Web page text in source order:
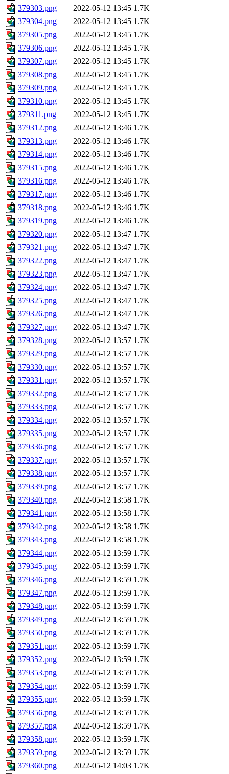
379303.png
2022-05-12 13:45 1.7K
379304.png
2022-05-12 13:45 1.7K
379305.png
2022-05-12 13:45 1.7K
379306.png
2022-05-12 13:45 1.7K
379307.png
2022-05-12 13:45 1.7K
379308.png
2022-05-12 13:45 1.7K
379309.png
2022-05-12 13:45 1.7K
379310.png
2022-05-12 13:45 1.7K
379311.png
2022-05-12 13:45 1.7K
379312.png
2022-05-12 13:46 1.7K
379313.png
2022-05-12 13:46 1.7K
379314.png
2022-05-12 13:46 1.7K
379315.png
2022-05-12 13:46 1.7K
379316.png
2022-05-12 13:46 1.7K
379317.png
2022-05-12 13:46 1.7K
379318.png
2022-05-12 13:46 1.7K
379319.png
2022-05-12 13:46 1.7K
379320.png
2022-05-12 13:47 1.7K
379321.png
2022-05-12 13:47 1.7K
379322.png
2022-05-12 13:47 1.7K
379323.png
2022-05-12 13:47 1.7K
379324.png
2022-05-12 13:47 1.7K
379325.png
2022-05-12 13:47 1.7K
379326.png
2022-05-12 13:47 1.7K
379327.png
2022-05-12 13:47 1.7K
379328.png
2022-05-12 13:57 1.7K
379329.png
2022-05-12 13:57 1.7K
379330.png
2022-05-12 13:57 1.7K
379331.png
2022-05-12 13:57 1.7K
379332.png
2022-05-12 13:57 1.7K
379333.png
2022-05-12 13:57 1.7K
379334.png
2022-05-12 13:57 1.7K
379335.png
2022-05-12 13:57 1.7K
379336.png
2022-05-12 13:57 1.7K
379337.png
2022-05-12 13:57 1.7K
379338.png
2022-05-12 13:57 1.7K
379339.png
2022-05-12 13:57 1.7K
379340.png
2022-05-12 13:58 1.7K
379341.png
2022-05-12 13:58 1.7K
379342.png
2022-05-12 13:58 1.7K
379343.png
2022-05-12 13:58 1.7K
379344.png
2022-05-12 13:59 1.7K
379345.png
2022-05-12 13:59 1.7K
379346.png
2022-05-12 13:59 1.7K
379347.png
2022-05-12 13:59 1.7K
379348.png
2022-05-12 13:59 1.7K
379349.png
2022-05-12 13:59 1.7K
379350.png
2022-05-12 13:59 1.7K
379351.png
2022-05-12 13:59 1.7K
379352.png
2022-05-12 13:59 1.7K
379353.png
2022-05-12 13:59 1.7K
379354.png
2022-05-12 13:59 1.7K
379355.png
2022-05-12 13:59 1.7K
379356.png
2022-05-12 13:59 1.7K
379357.png
2022-05-12 13:59 1.7K
379358.png
2022-05-12 13:59 1.7K
379359.png
2022-05-12 13:59 1.7K
379360.png
2022-05-12 14:03 1.7K